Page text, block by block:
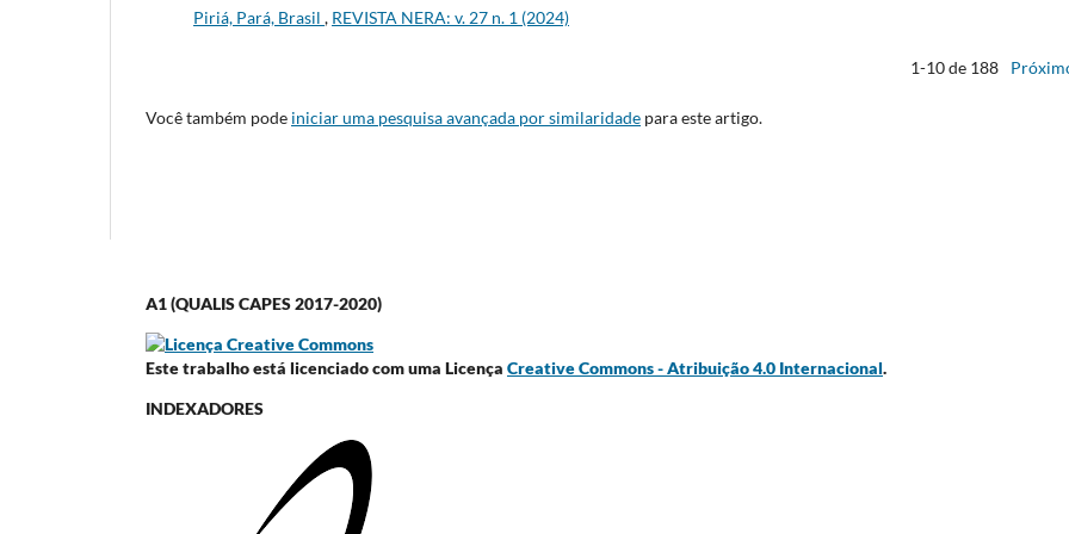
Piriá, Pará, Brasil , REVISTA NERA: v. 27 n. 1 (2024)
1-10 de 188
Você também pode iniciar uma pesquisa avançada por similaridade para este artigo.
A1 (QUALIS CAPES 2017-2020)
Este trabalho está licenciado com uma Licença Creative Commons - Atribuição 4.0 Internacional.
INDEXADORES